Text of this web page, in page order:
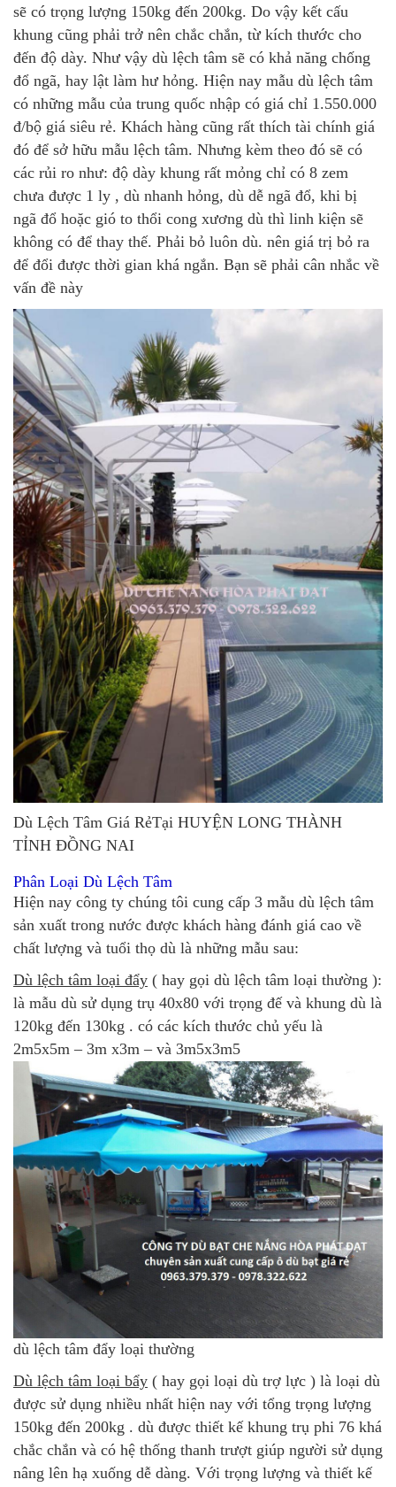
sẽ có trọng lượng 150kg đến 200kg. Do vậy kết cấu
khung cũng phải trở nên chắc chắn, từ kích thước cho
đến độ dày. Như vậy dù lệch tâm sẽ có khả năng chống
đổ ngã, hay lật làm hư hỏng. Hiện nay mẫu dù lệch tâm
có những mẫu của trung quốc nhập có giá chỉ 1.550.000
đ/bộ giá siêu rẻ. Khách hàng cũng rất thích tài chính giá
đó để sở hữu mẫu lệch tâm. Nhưng kèm theo đó sẽ có
các rủi ro như: độ dày khung rất mỏng chỉ có 8 zem
chưa được 1 ly , dù nhanh hỏng, dù dễ ngã đổ, khi bị
ngã đổ hoặc gió to thổi cong xương dù thì linh kiện sẽ
không có để thay thế. Phải bỏ luôn dù. nên giá trị bỏ ra
để đổi được thời gian khá ngắn. Bạn sẽ phải cân nhắc về
vấn đề này
Dù Lệch Tâm Giá RẻTại HUYỆN LONG THÀNH
TỈNH ĐỒNG NAI
Phân Loại Dù Lệch Tâm
Hiện nay công ty chúng tôi cung cấp 3 mẫu dù lệch tâm
sản xuất trong nước được khách hàng đánh giá cao về
chất lượng và tuổi thọ dù là những mẫu sau:
Dù lệch tâm loại đẩy ( hay gọi dù lệch tâm loại thường ):
là mẫu dù sử dụng trụ 40x80 với trọng đế và khung dù là
120kg đến 130kg . có các kích thước chủ yếu là
2m5x5m – 3m x3m – và 3m5x3m5
dù lệch tâm đẩy loại thường
Dù lệch tâm loại bẩy ( hay gọi loại dù trợ lực ) là loại dù
được sử dụng nhiều nhất hiện nay với tổng trọng lượng
150kg đến 200kg . dù được thiết kế khung trụ phi 76 khá
chắc chắn và có hệ thống thanh trượt giúp người sử dụng
nâng lên hạ xuống dễ dàng. Với trọng lượng và thiết kế